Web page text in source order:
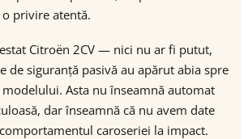
privire atentă.
Citroën 2CV — nici nu ar fi putut,
de siguranță pasivă au apărut abia spre
Asta nu înseamnă automat
dar înseamnă că nu avem date
caroseriei la impact.